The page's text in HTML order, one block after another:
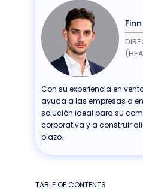
Con su experiencia en
ayuda a las empresas a
solución ideal para su
corporativa y a construir
plazo.
TABLE OF CONTENTS